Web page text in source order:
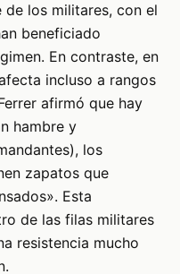
los militares, con el
beneficiado
En contraste, en
incluso a rangos
afirmó que hay
hambre y
los
zapatos que
Esta
de las filas militares
resistencia mucho